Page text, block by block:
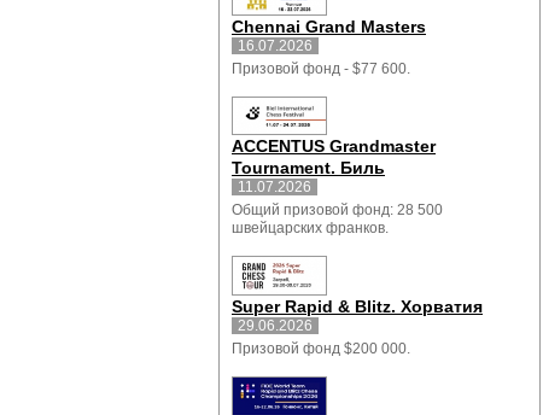
Chennai Grand Masters
16.07.2026
Призовой фонд - $77 600.
ACCENTUS Grandmaster
Tournament. Биль
11.07.2026
Общий призовой фонд: 28 500
швейцарских франков.
Super Rapid & Blitz. Хорватия
29.06.2026
Призовой фонд $200 000.